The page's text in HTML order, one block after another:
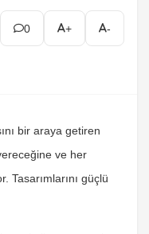
0 + -
bir araya getiren
ve her
Tasarımlarını güçlü